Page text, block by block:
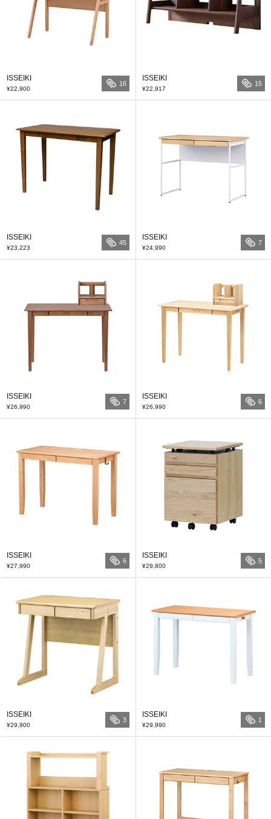
ISSEIKI
¥22,900
16
ISSEIKI
¥22,917
15
ISSEIKI
¥23,223
45
ISSEIKI
¥24,990
7
ISSEIKI
¥26,990
7
ISSEIKI
¥26,990
6
ISSEIKI
¥27,990
6
ISSEIKI
¥29,800
5
ISSEIKI
¥29,900
3
ISSEIKI
¥29,990
1